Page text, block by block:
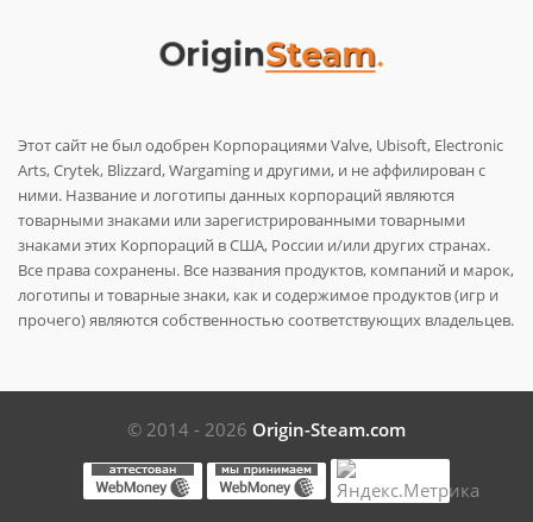
Этот сайт не был одобрен Корпорациями Valve, Ubisoft, Electronic
Arts, Crytek, Blizzard, Wargaming и другими, и не аффилирован с
ними. Название и логотипы данных корпораций являются
товарными знаками или зарегистрированными товарными
знаками этих Корпораций в США, России и/или других странах.
Все права сохранены. Все названия продуктов, компаний и марок,
логотипы и товарные знаки, как и содержимое продуктов (игр и
прочего) являются собственностью соответствующих владельцев.
© 2014 - 2026 Origin-Steam.com